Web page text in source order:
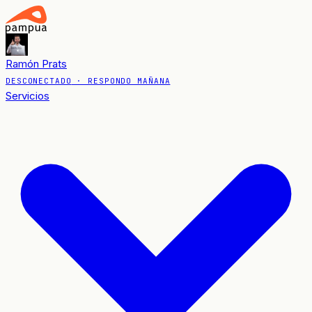
Ramón Prats
DESCONECTADO · RESPONDO MAÑANA
Servicios